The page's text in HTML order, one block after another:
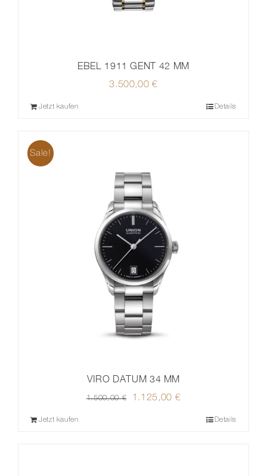
EBEL 1911 GENT 42 MM
3.500,00€
Jetzt kaufen Details
Sale!
VIRO DATUM 34 MM
1.500,00€
Ursprünglicher
1.125,00 €
Jetzt kaufen Details